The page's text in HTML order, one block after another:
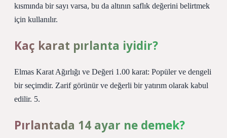
kısmında bir sayı varsa, bu da altının saflık değerini belirtmek
için kullanılır.
Kaç karat pırlanta iyidir?
Elmas Karat Ağırlığı ve Değeri 1.00 karat: Popüler ve dengeli
bir seçimdir. Zarif görünür ve değerli bir yatırım olarak kabul
edilir. 5.
Pırlantada 14 ayar ne demek?